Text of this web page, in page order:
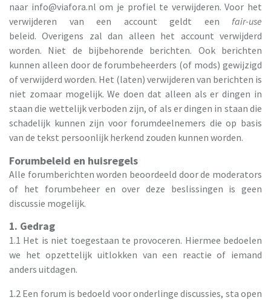
naar info@viafora.nl om je profiel te verwijderen. Voor het
verwijderen van een account geldt een fair-use
beleid.Overigens zal dan alleen het account verwijderd
worden. Niet de bijbehorende berichten. Ook berichten
kunnen alleen door de forumbeheerders (of mods) gewijzigd
of verwijderd worden. Het (laten) verwijderen van berichten is
niet zomaar mogelijk. We doen dat alleen als er dingen in
staan die wettelijk verboden zijn, of als er dingen in staan die
schadelijk kunnen zijn voor forumdeelnemers die op basis
van de tekst persoonlijk herkend zouden kunnen worden.
Forumbeleid en huisregels
Alle forumberichten worden beoordeeld door de moderators
of het forumbeheer en over deze beslissingen is geen
discussie mogelijk.
1. Gedrag
1.1 Het is niet toegestaan te provoceren. Hiermee bedoelen
we het opzettelijk uitlokken van een reactie of iemand
anders uitdagen.
1.2 Een forum is bedoeld voor onderlinge discussies, sta open